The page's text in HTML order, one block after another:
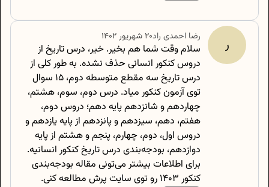
ر رضا احمدی راد۲۰ شهریور ۱۴۰۲
سلام وقت شما هم بخیر. خیر، درس تاریخ از
دروس کنکور انسانی حذف نشده. به طور کلی از
درس تاریخ سه مقطع متوسطه دوم، ۱۵ سوال
توی آزمون کنکور میاد. درس دوم، سوم، هشتم،
چهاردهم و شانزدهم پایه دهم؛ دروس دوم،
هفتم، دهم، سیزدهم و پانزدهم از پایه یازدهم و
دروس اول، دوم، چهارم، پنجم و هشتم از پایه
دوازدهم، بودجه‌بندی درس تاریخ کنکور انسانیه.
برای اطلاعات بیشتر می‌تونی مقاله بودجه‌بندی
کنکور ۱۴۰۳ رو توی سایت پرش مطالعه کنی.